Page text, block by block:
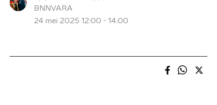
BNNVARA
24 mei 2025 12:00 - 14:00